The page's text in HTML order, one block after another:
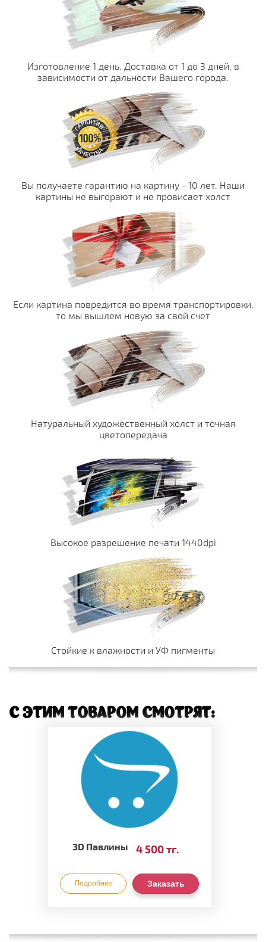
Изготовление 1 день. Доставка от 1 до 3 дней, в
зависимости от дальности Вашего города.
Вы получаете гарантию на картину - 10 лет. Наши
картины не выгорают и не провисает холст
Если картина повредится во время транспортировки,
то мы вышлем новую за свой счет
Натуральный художественный холст и точная
цветопередача
Высокое разрешение печати 1440dpi
Стойкие к влажности и УФ пигменты
С ЭТИМ ТОВАРОМ СМОТРЯТ:
3D Павлины 4 500 тг.
Подробнее Заказать